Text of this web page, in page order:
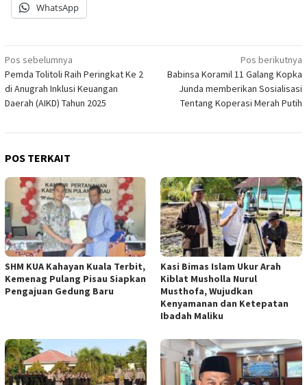
WhatsApp
Navigasi
pos
Pos sebelumnya
Pemda Tolitoli Raih Peringkat Ke 2
di Anugrah Inklusi Keuangan
Daerah (AIKD) Tahun 2025
Pos berikutnya
Babinsa Koramil 11 Galang Kopka
Junda memberikan Sosialisasi
Tentang Koperasi Merah Putih
POS TERKAIT
SHM KUA Kahayan Kuala Terbit,
Kemenag Pulang Pisau Siapkan
Pengajuan Gedung Baru
Kasi Bimas Islam Ukur Arah
Kiblat Musholla Nurul
Musthofa, Wujudkan
Kenyamanan dan Ketepatan
Ibadah Maliku